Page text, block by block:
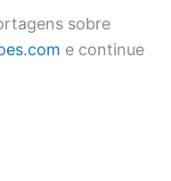
sobre
e continue